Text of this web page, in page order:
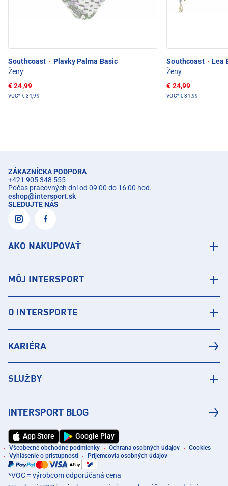
Southcoast · Plavky Palma Basic
Ženy
€ 24,99
VOC* € 34,99
Southcoast · Lea
Ženy
€ 24,99
VOC*€ 34,99
ZÁKAZNÍCKA PODPORA
+421 905 348 555
Počas pracovných dní od 09:00 do 16:00 hod.
eshop@intersport.sk
SLEDUJTE NÁS
AKO NAKUPOVAŤ
MÔJ INTERSPORT
O INTERSPORTE
KARIÉRA
SLUŽBY
INTERSPORT BLOG
App Store Google Play
Všeobecné obchodné podmienky Ochrana osobných údajov
Cookies
Vyhlásenie o prístupnosti
Príjemcovia osobných údajov
*VOC = výrobcom odporúčaná cena